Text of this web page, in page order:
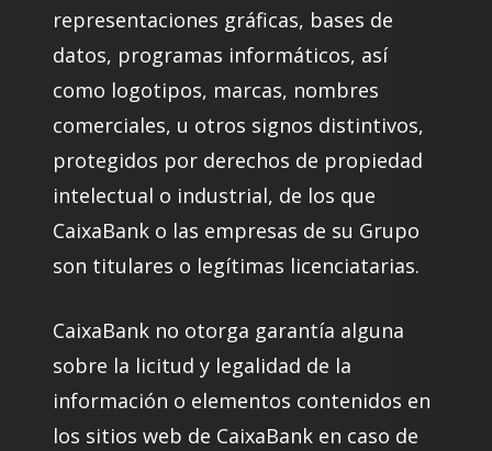
representaciones gráficas, bases de
datos, programas informáticos, así
como logotipos, marcas, nombres
comerciales, u otros signos distintivos,
protegidos por derechos de propiedad
intelectual o industrial, de los que
CaixaBank o las empresas de su Grupo
son titulares o legítimas licenciatarias.
CaixaBank no otorga garantía alguna
sobre la licitud y legalidad de la
información o elementos contenidos en
los sitios web de CaixaBank en caso de